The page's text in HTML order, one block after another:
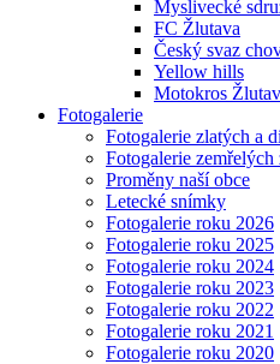
Myslivecké
FC Žlutava
Český svaz
Yellow hills
Motokros
Fotogalerie
Fotogalerie zlatých a
Fotogalerie
Proměny naší obce
Letecké snímky
Fotogalerie roku 2026
Fotogalerie roku 2025
Fotogalerie roku 2024
Fotogalerie roku 2023
Fotogalerie roku 2022
Fotogalerie roku 2021
Fotogalerie roku 2020